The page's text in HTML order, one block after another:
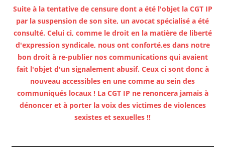
Suite à la tentative de censure dont a été l'objet la CGT IP
par la suspension de son site, un avocat spécialisé a été
consulté. Celui ci, comme le droit en la matière de liberté
d'expression syndicale, nous ont conforté.es dans notre
bon droit à re-publier nos communications qui avaient
fait l'objet d'un signalement abusif. Ceux ci sont donc à
nouveau accessibles en une comme au sein des
communiqués locaux ! La CGT IP ne renoncera jamais à
dénoncer et à porter la voix des victimes de violences
sexistes et sexuelles !!